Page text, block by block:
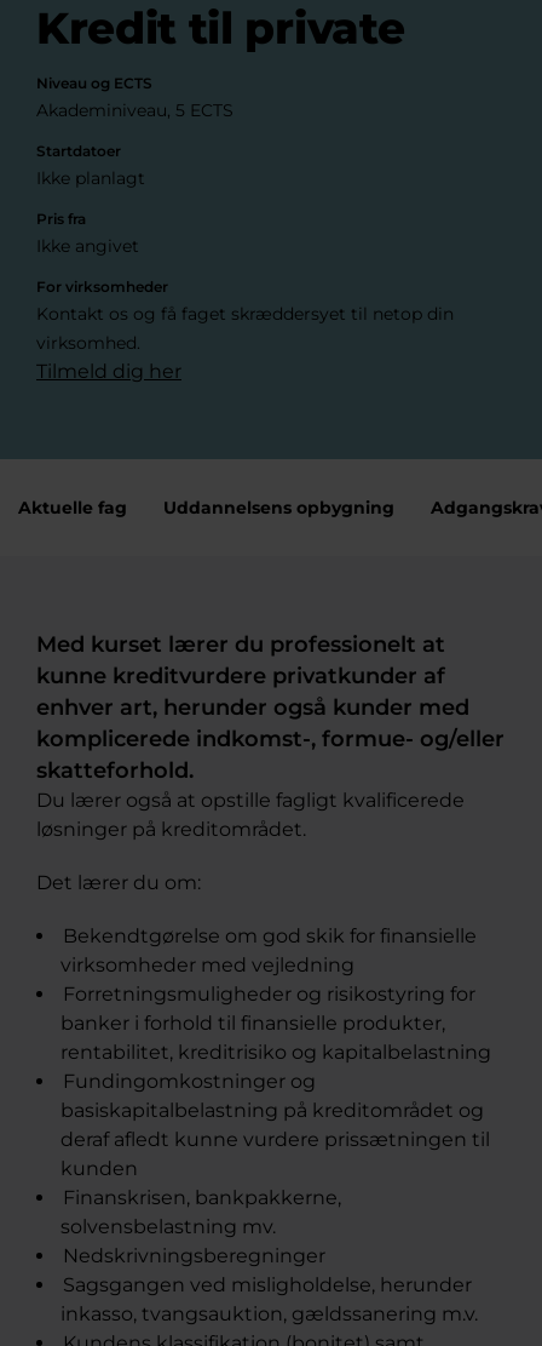
Kredit til private
Niveau og ECTS
Akademiniveau, 5 ECTS
Startdatoer
Ikke planlagt
Pris fra
Ikke angivet
For virksomheder
Kontakt os og få faget skræddersyet til netop din
virksomhed.
Tilmeld dig her
Aktuelle fag Uddannelsens opbygning
Med kurset lærer du professionelt at
kunne kreditvurdere privatkunder af
enhver art, herunder også kunder med
komplicerede indkomst-, formue- og/eller
skatteforhold.
Du lærer også at opstille fagligt kvalificerede
løsninger på kreditområdet.
Det lærer du om:
Bekendtgørelse om god skik for finansielle
virksomheder med vejledning
Forretningsmuligheder og risikostyring for
banker i forhold til finansielle produkter,
rentabilitet, kreditrisiko og kapitalbelastning
Fundingomkostninger og
basiskapitalbelastning på kreditområdet og
deraf afledt kunne vurdere prissætningen til
kunden
Finanskrisen, bankpakkerne,
solvensbelastning mv.
Nedskrivningsberegninger
Sagsgangen ved misligholdelse, herunder
inkasso, tvangsauktion, gældssanering m.v.